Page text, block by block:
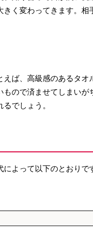
く変わってきます。
ば、高級感のあるタ
ので済ませてしまい
でしょう。
よって以下のとおりで